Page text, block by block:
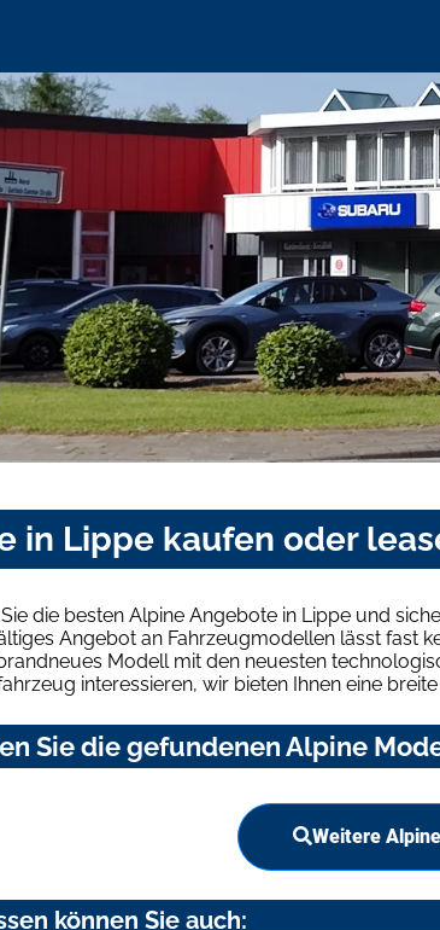
in Lippe kaufen oder
die besten Alpine Angebote in Lippe und
Angebot an Fahrzeugmodellen lässt fast
Modell mit den neuesten
interessieren, wir bieten Ihnen eine
Sie die gefundenen Alpine
Weitere
können Sie auch: